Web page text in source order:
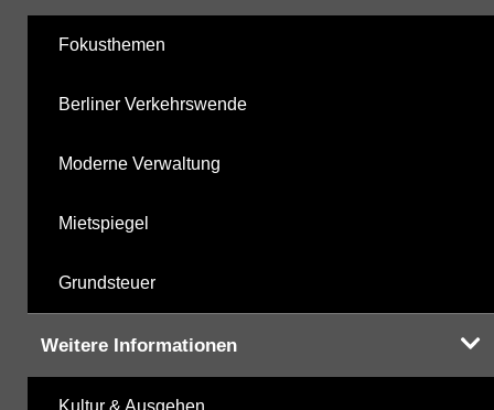
Fokusthemen
Berliner Verkehrswende
Moderne Verwaltung
Mietspiegel
Grundsteuer
Weitere Informationen
Kultur & Ausgehen